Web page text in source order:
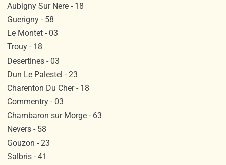
Aubigny Sur Nere - 18
Guerigny - 58
Le Montet - 03
Trouy - 18
Desertines - 03
Dun Le Palestel - 23
Charenton Du Cher - 18
Commentry - 03
Chambaron sur Morge - 63
Nevers - 58
Gouzon - 23
Salbris - 41